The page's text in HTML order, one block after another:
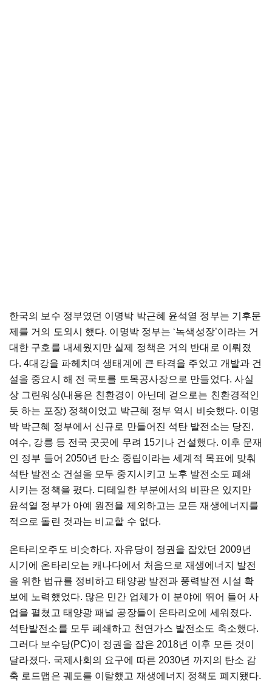
한국의 보수 정부였던 이명박 박근혜 윤석열 정부는 기후문
제를 거의 도외시 했다. 이명박 정부는 ‘녹색성장’이라는 거
대한 구호를 내세웠지만 실제 정책은 거의 반대로 이뤄졌
다. 4대강을 파헤치며 생태계에 큰 타격을 주었고 개발과 건
설을 중요시 해 전 국토를 토목공사장으로 만들었다. 사실
상 그린워싱(내용은 친환경이 아닌데 겉으로는 친환경적인
듯 하는 포장) 정책이었고 박근혜 정부 역시 비슷했다. 이명
박 박근혜 정부에서 신규로 만들어진 석탄 발전소는 당진,
여수, 강릉 등 전국 곳곳에 무려 15기나 건설했다. 이후 문재
인 정부 들어 2050년 탄소 중립이라는 세계적 목표에 맞춰
석탄 발전소 건설을 모두 중지시키고 노후 발전소도 폐쇄
시키는 정책을 폈다. 디테일한 부분에서의 비판은 있지만
윤석열 정부가 아예 원전을 제외하고는 모든 재생에너지를
적으로 돌린 것과는 비교할 수 없다.
온타리오주도 비슷하다. 자유당이 정권을 잡았던 2009년
시기에 온타리오는 캐나다에서 처음으로 재생에너지 발전
을 위한 법규를 정비하고 태양광 발전과 풍력발전 시설 확
보에 노력했었다. 많은 민간 업체가 이 분야에 뛰어 들어 사
업을 펼쳤고 태양광 패널 공장들이 온타리오에 세워졌다.
석탄발전소를 모두 폐쇄하고 천연가스 발전소도 축소했다.
그러다 보수당(PC)이 정권을 잡은 2018년 이후 모든 것이
달라졌다. 국제사회의 요구에 따른 2030년 까지의 탄소 감
축 로드맵은 궤도를 이탈했고 재생에너지 정책도 폐지됐다.